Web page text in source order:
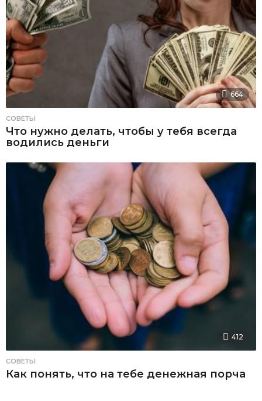
664
СОВЕТЫ
Что нужно делать, чтобы у тебя всегда
водились деньги
412
СОВЕТЫ
Как понять, что на тебе денежная порча